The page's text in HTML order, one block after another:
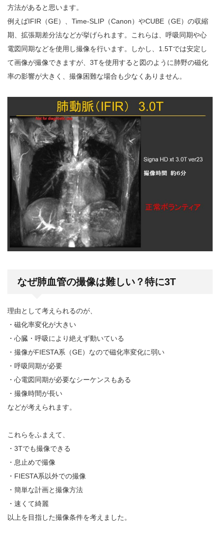
方法があると思います。
例えばIFIR（GE）、Time-SLIP（Canon）やCUBE（GE）の収縮
期、拡張期差分法などが挙げられます。これらは、呼吸同期や心
電図同期などを使用し撮像を行います。しかし、1.5Tでは安定し
て画像が撮像できますが、3Tを使用すると図のように肺野の磁化
率の影響が大きく、撮像困難な場合も少なくありません。
なぜ肺血管の撮像は難しい？特に3T
理由として考えられるのが、
・磁化率変化が大きい
・心臓・呼吸により絶えず動いている
・撮像がFIESTA系（GE）なので磁化率変化に弱い
・呼吸同期が必要
・心電図同期が必要なシーケンスもある
・撮像時間が長い
などが考えられます。
これらをふまえて、
・3Tでも撮像できる
・息止めで撮像
・FIESTA系以外での撮像
・簡単な計画と撮像方法
・速くて綺麗
以上を目指した撮像条件を考えました。